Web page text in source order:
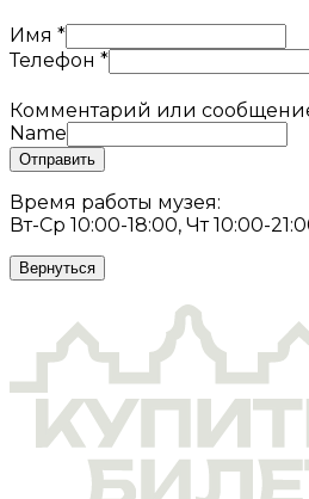
Имя *
Телефон *
Комментарий или
Name
Отправить
Время работы музея:
Вт-Ср 10:00-18:00, Чт 10:00-
Вернуться